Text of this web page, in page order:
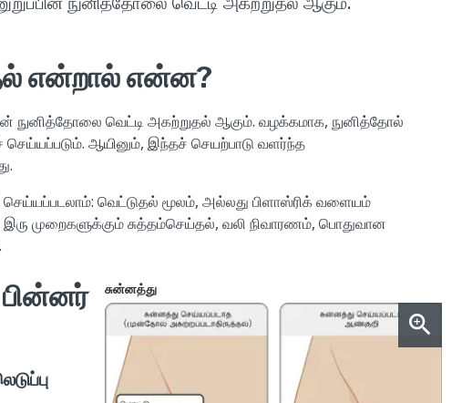
என்றால் என்ன?
நுனித்தோலை வெட்டி அகற்றுதல் ஆகும். வழக்கமாக, நுனித்தோல்
செய்யப்படும். ஆயினும், இந்தச் செயற்பாடு வளர்ந்த
வெட்டுதல் மூலம், அல்லது பிளாஸ்ரிக் வளையம்
முறைகளுக்கும் சுத்தம்செய்தல், வலி நிவாரணம், பொதுவான
சுன்னத்து